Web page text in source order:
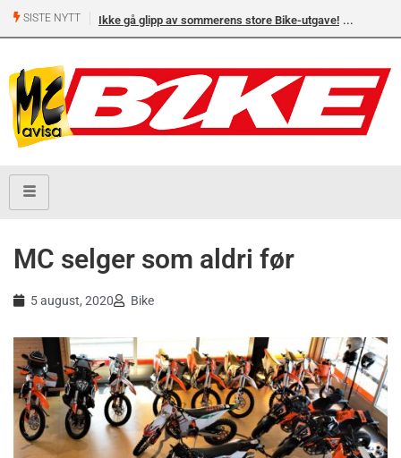
SISTE NYTT Ikke gå glipp av sommerens store Bike-utgave!
MC selger som aldri før
5 august, 2020 Bike